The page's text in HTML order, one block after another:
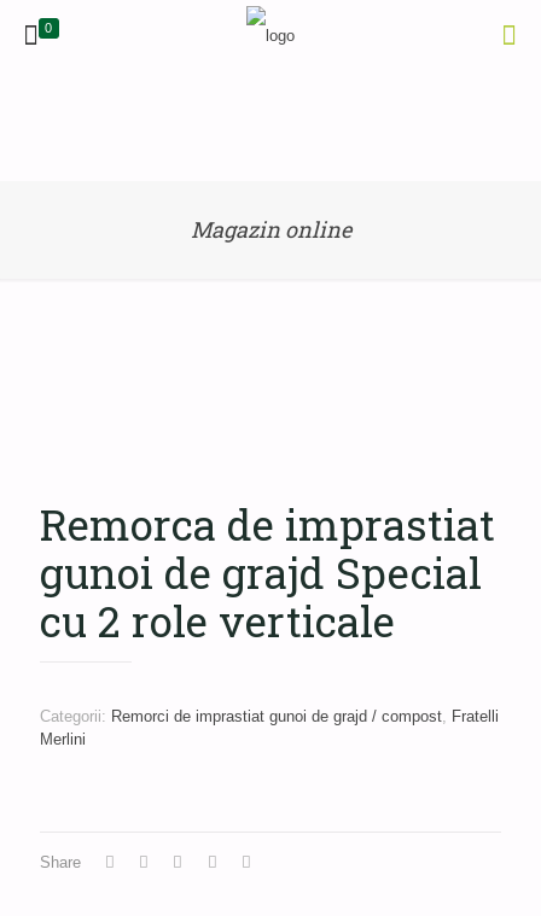
0
Magazin online
Remorca de imprastiat
gunoi de grajd Special
cu 2 role verticale
Categorii: Remorci de imprastiat gunoi de grajd / compost, Fratelli
Merlini
Share